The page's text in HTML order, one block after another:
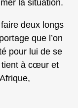
la situation.
deux longs
que l’on
pour lui de se
tient à cœur et